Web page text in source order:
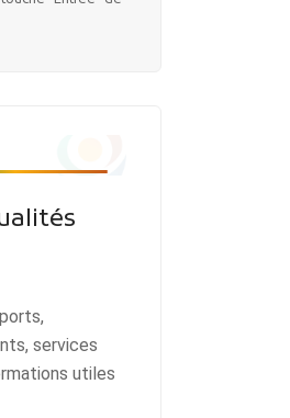
services
utiles